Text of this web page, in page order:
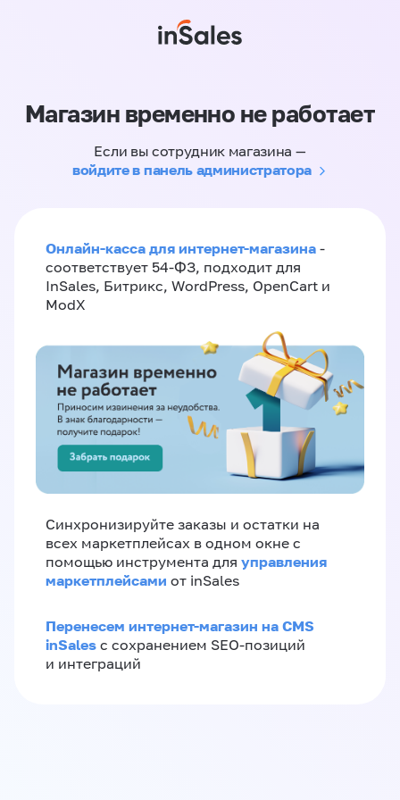
Магазин временно не работает
Если вы сотрудник магазина —
войдите в панель администратора
Онлайн-касса для интернет-магазина -
соответствует 54-ФЗ, подходит для
InSales, Битрикс, WordPress, OpenCart и
ModX
Синхронизируйте заказы и остатки на
всех маркетплейсах в одном окне с
помощью инструмента для управления
маркетплейсами от inSales
Перенесем интернет-магазин на CMS
inSales с сохранением SEO-позиций
и интеграций